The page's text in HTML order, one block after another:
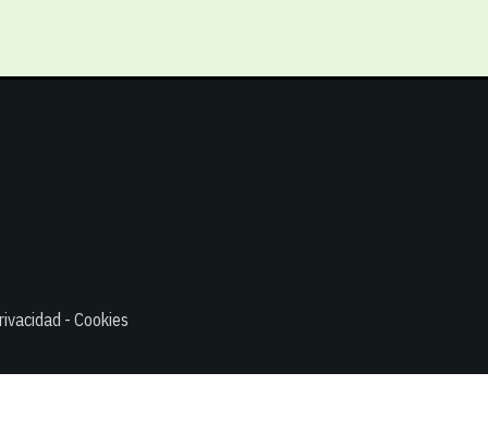
- Cookies